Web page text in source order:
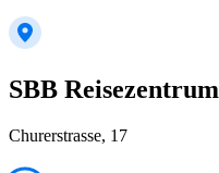
SBB Reisezentrum
Churerstrasse, 17